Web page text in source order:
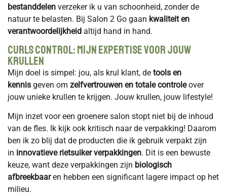
bestanddelen verzeker ik u van schoonheid, zonder de
natuur te belasten. Bij Salon 2 Go gaan kwaliteit en
verantwoordelijkheid altijd hand in hand.
Curls Control: Mijn Expertise voor Jouw
Krullen
Mijn doel is simpel: jou, als krul klant, de tools en
kennis geven om zelfvertrouwen en totale controleover
jouw unieke krullen te krijgen. Jouw krullen, jouw lifestyle!
Mijn inzet voor een groenere salon stopt niet bij de inhoud
van de fles. Ik kijk ook kritisch naar de verpakking! Daarom
ben ik zo blij dat de producten die ik gebruik verpakt zijn
in innovatieve rietsuiker verpakkingen. Dit is een bewuste
keuze, want deze verpakkingen zijn biologisch
afbreekbaaren hebben een significant lagere impact op het
milieu.